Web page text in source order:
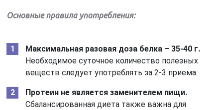
Основные правила употребления:
Максимальная разовая доза белка – 35-40 г.
Необходимое суточное количество полезных
веществ следует употреблять за 2-3 приема.
Протеин не является заменителем пищи.
Сбалансированная диета также важна для